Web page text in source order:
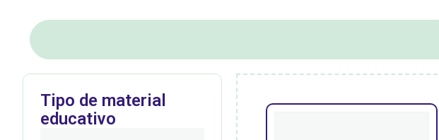
Tipo de material
educativo